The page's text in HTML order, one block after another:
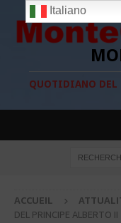
QUOTIDIANO DEL
ACCUEIL
DEL PRINCIPE ALBERTO II
Italiano